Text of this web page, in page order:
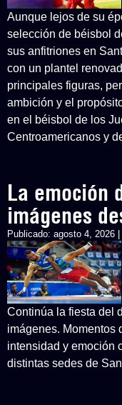
Aunque lejos de su
selección de béisbol
sus anfitriones en
con un plantel
principales figuras,
ambición y el
en el béisbol de los
Centroamericanos y
La emoción
imágenes
Publicado: agosto 4, 2026 |
Continúa la fiesta del
imágenes. Momentos
intensidad y emoción
distintas sedes de